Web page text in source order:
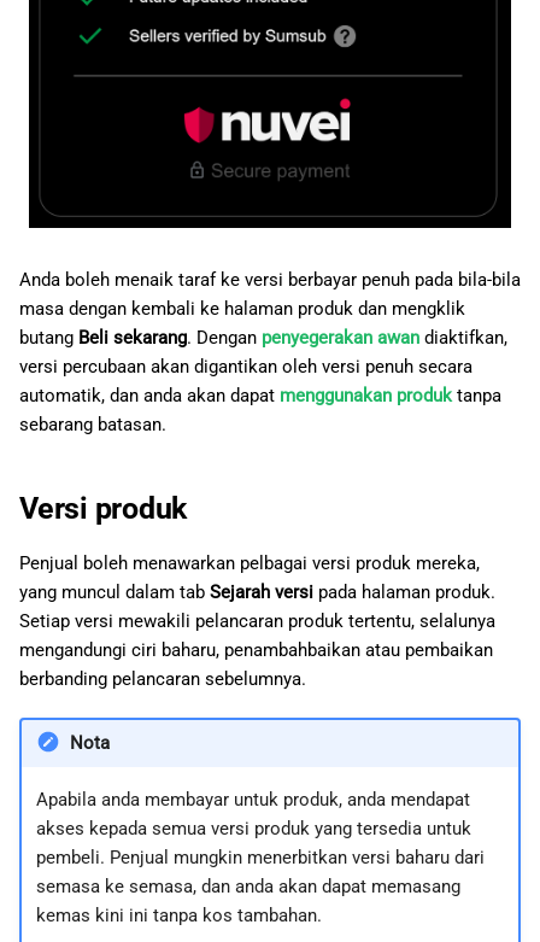
Anda boleh menaik taraf ke versi berbayar penuh pada bila-bila
masa dengan kembali ke halaman produk dan mengklik
butang Beli sekarang. Dengan penyegerakan awan diaktifkan,
versi percubaan akan digantikan oleh versi penuh secara
automatik, dan anda akan dapat menggunakan produk tanpa
sebarang batasan.
Versi produk
Penjual boleh menawarkan pelbagai versi produk mereka,
yang muncul dalam tab Sejarah versi pada halaman produk.
Setiap versi mewakili pelancaran produk tertentu, selalunya
mengandungi ciri baharu, penambahbaikan atau pembaikan
berbanding pelancaran sebelumnya.
Nota
Apabila anda membayar untuk produk, anda mendapat
akses kepada semua versi produk yang tersedia untuk
pembeli. Penjual mungkin menerbitkan versi baharu dari
semasa ke semasa, dan anda akan dapat memasang
kemas kini ini tanpa kos tambahan.